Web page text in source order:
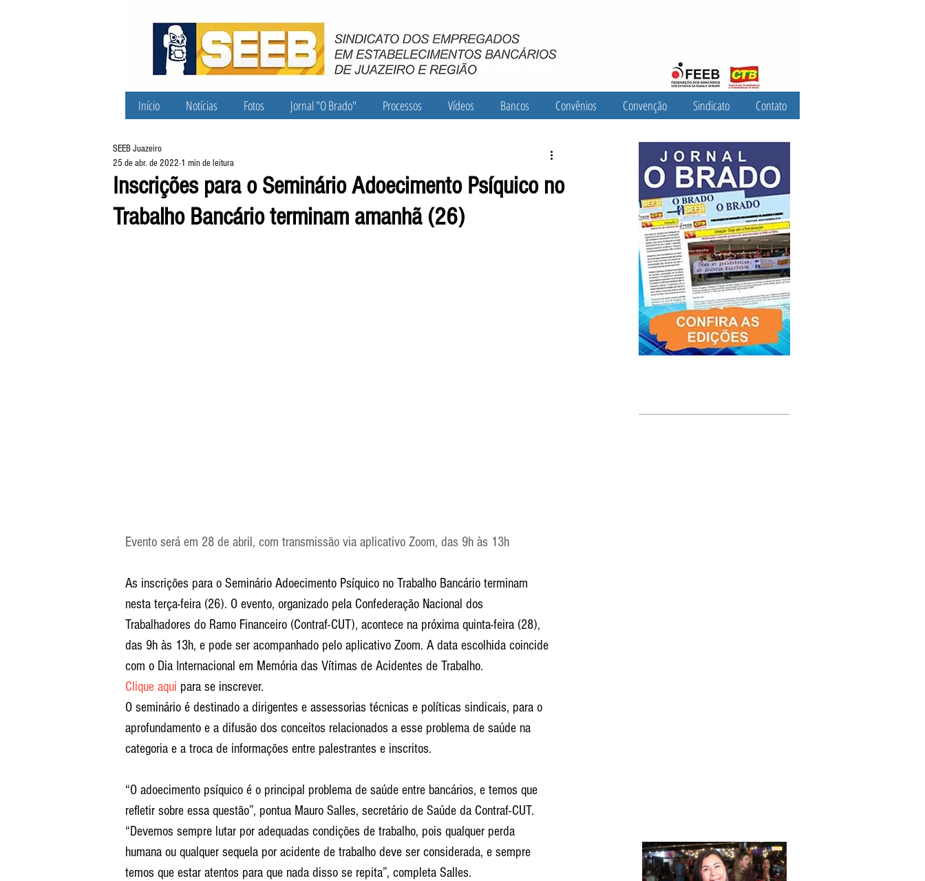
Início Notícias Fotos Jornal "O Brado" Processos Vídeos Bancos Convênios Convenção Sindicato Contato
Inscrições para o Seminário Adoecimento Psíquico no
Trabalho Bancário terminam amanhã (26)
SEEB Juazeiro
25 de abr. de 2022 1 min de leitura
Evento será em 28 de abril, com transmissão via aplicativo Zoom, das 9h às 13h
As inscrições para o Seminário Adoecimento Psíquico no Trabalho Bancário terminam
nesta terça-feira (26). O evento, organizado pela Confederação Nacional dos
Trabalhadores do Ramo Financeiro (Contraf-CUT), acontece na próxima quinta-feira (28),
das 9h às 13h, e pode ser acompanhado pelo aplicativo Zoom. A data escolhida coincide
com o Dia Internacional em Memória das Vítimas de Acidentes de Trabalho.
Clique aqui para se inscrever.
O seminário é destinado a dirigentes e assessorias técnicas e políticas sindicais, para o
aprofundamento e a difusão dos conceitos relacionados a esse problema de saúde na
categoria e a troca de informações entre palestrantes e inscritos.
“O adoecimento psíquico é o principal problema de saúde entre bancários, e temos que
refletir sobre essa questão”, pontua Mauro Salles, secretário de Saúde da Contraf-CUT.
“Devemos sempre lutar por adequadas condições de trabalho, pois qualquer perda
humana ou qualquer sequela por acidente de trabalho deve ser considerada, e sempre
temos que estar atentos para que nada disso se repita”, completa Salles.